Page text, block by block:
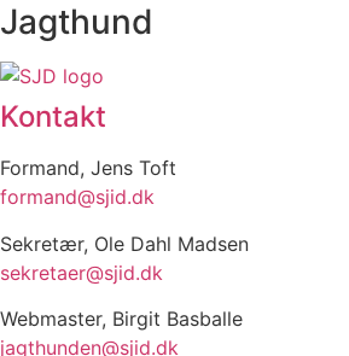
Jagthund
Kontakt
Formand, Jens Toft
formand@sjid.dk
Sekretær, Ole Dahl Madsen
sekretaer@sjid.dk
Webmaster, Birgit Basballe
jagthunden@sjid.dk